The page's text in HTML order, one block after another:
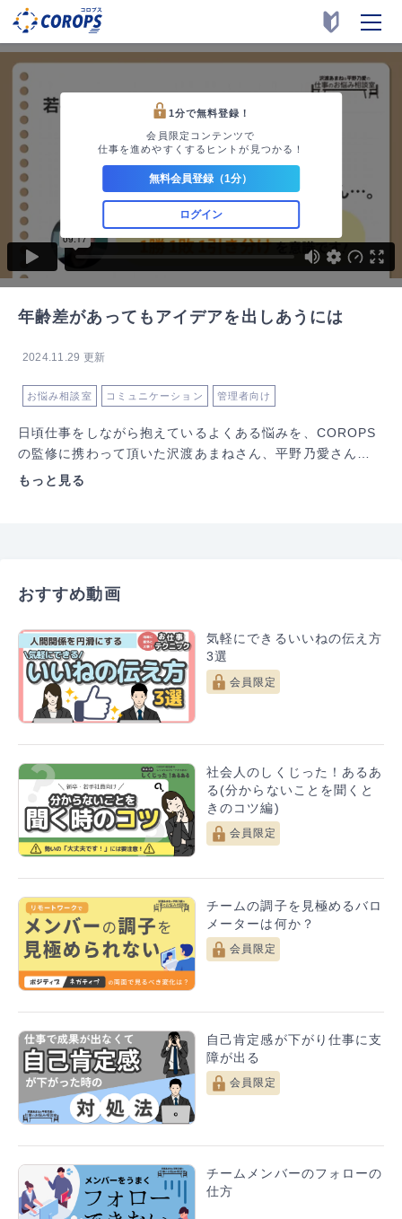
1分で無料登録！
会員限定コンテンツで
仕事を進めやすくするヒントが見つかる！
無料会員登録（1分）
ログイン
年齢差があってもアイデアを出しあうには
2024.11.29 更新
お悩み相談室 コミュニケーション 管理者向け
日頃仕事をしながら抱えているよくある悩みを、COROPS
の監修に携わって頂いた沢渡あまねさん、平野乃愛さんと
の対談を通じて、解決の糸口になるヒントを見つけていく
出てしまいます。若手層と対等な目線で物事を作り上げて
しょうか。どのようにすれば、若手層からもアイデアを出
し合える関係になるのか、アドバイスをいただきました。
同じような悩みを抱える管理職の方々は多いと思います。
ぜひ参考にしてください。
『COROPS』とは？
企業を取り巻く環境が急速に変化する今、より効率的なチ
ームの在り方が必要とされています。パーソルビジネスプ
ロセスデザイン株式会社で新時代に適した「仕事の進め
方」を確立することが大切だと考え生まれたチーム強化メ
ソッド。
もっと見る
おすすめ動画
気軽にできるいいねの伝え方
3選
会員限定
社会人のしくじった！あるあ
る(分からないことを聞くと
きのコツ編)
会員限定
チームの調子を見極めるバロ
メーターは何か？
会員限定
自己肯定感が下がり仕事に支
障が出る
会員限定
チームメンバーのフォローの
仕方